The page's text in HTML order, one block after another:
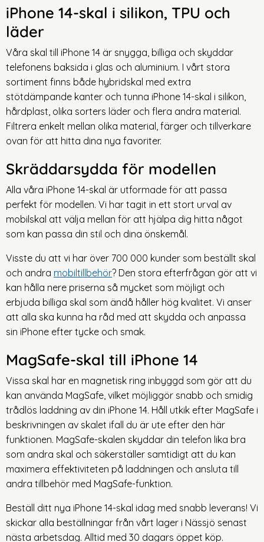
iPhone 14-skal i silikon, TPU och
läder
Våra skal till iPhone 14 är snygga, billiga och skyddar
telefonens baksida i glas och aluminium. I vårt stora
sortiment finns både hybridskal med extra
stötdämpande kanter och tunna iPhone 14-skal i silikon,
hårdplast, olika sorters läder och flera andra material.
Filtrera enkelt mellan olika material, färger och tillverkare
ovan för att hitta dina nya favoriter.
Skräddarsydda för modellen
Alla våra iPhone 14-skal är utformade för att passa
perfekt för modellen. Vi har tagit in ett stort urval av
mobilskal att välja mellan för att hjälpa dig hitta något
som kan passa din stil och dina önskemål.
Visste du att vi har över 700 000 kunder som beställt skal
och andra mobiltillbehör? Den stora efterfrågan gör att vi
kan hålla nere priserna så mycket som möjligt och
erbjuda billiga skal som ändå håller hög kvalitet. Vi anser
att alla ska kunna ha råd med att skydda och anpassa
sin iPhone efter tycke och smak.
MagSafe-skal till iPhone 14
Vissa skal har en magnetisk ring inbyggd som gör att du
kan använda MagSafe, vilket möjliggör snabb och smidig
trådlös laddning av din iPhone 14. Håll utkik efter MagSafe i
beskrivningen av skalet ifall du är ute efter den här
funktionen. MagSafe-skalen skyddar din telefon lika bra
som andra skal och säkerställer samtidigt att du kan
maximera effektiviteten på laddningen och ansluta till
andra tillbehör med MagSafe-funktion.
Beställ ditt nya iPhone 14-skal idag med snabb leverans! Vi
skickar alla beställningar från vårt lager i Nässjö senast
nästa arbetsdag. Alltid med 30 dagars öppet köp.